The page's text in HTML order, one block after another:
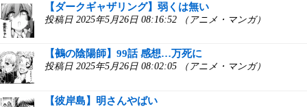
【ダークギャザリング】弱くは無い
投稿日 2025年5月26日 08:16:52 （アニメ・マンガ）
【鵺の陰陽師】99話 感想…万死に
投稿日 2025年5月26日 08:02:05 （アニメ・マンガ）
【彼岸島】明さんやばい